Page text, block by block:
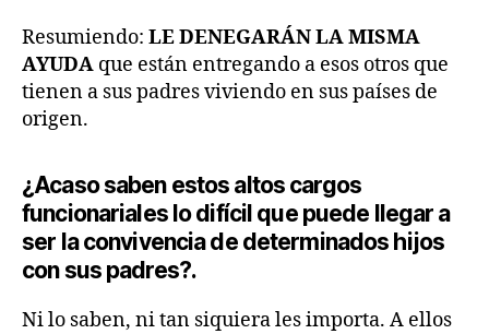
Resumiendo: LE DENEGARÁN LA MISMA
AYUDA que están entregando a esos otros que
tienen a sus padres viviendo en sus países de
origen.
¿Acaso saben estos altos cargos
funcionariales lo difícil que puede llegar a
ser la convivencia de determinados hijos
con sus padres?.
Ni lo saben, ni tan siquiera les importa. A ellos